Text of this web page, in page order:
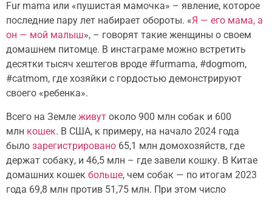
Fur mama или «пушистая мамочка» – явление, которое
последние пару лет набирает обороты. «Я — его мама, а
он — мой малыш», – говорят такие женщины о своем
домашнем питомце. В инстаграме можно встретить
десятки тысяч хештегов вроде #furmama, #dogmom,
#catmom, где хозяйки с гордостью демонстрируют
своего «ребенка».
Всего на Земле живут около 900 млн собак и 600
млн кошек. В США, к примеру, на начало 2024 года
было зарегистрировано 65,1 млн домохозяйств, где
держат собаку, и 46,5 млн – где завели кошку. В Китае
домашних кошек больше, чем собак — по итогам 2023
года 69,8 млн против 51,75 млн. При этом число